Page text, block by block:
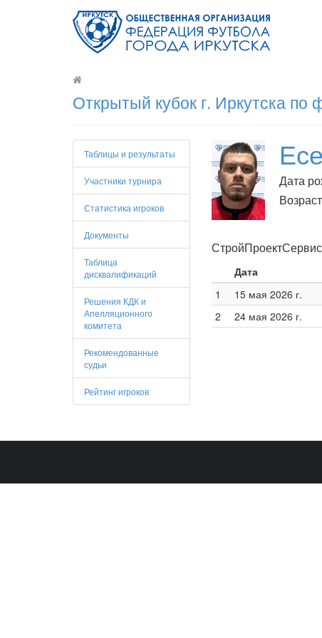
Открытый кубок г. Иркутска по
Таблицы и результаты
Участники турнира
Статистика игроков
Документы
Таблица
дисквалификаций
Решения КДК и
Апелляционного
комитета
Рекомендованные
судьи
Рейтинг игроков
Дата
СтройПроектСервис
Дата
1
15 мая 2026 г.
2
24 мая 2026 г.